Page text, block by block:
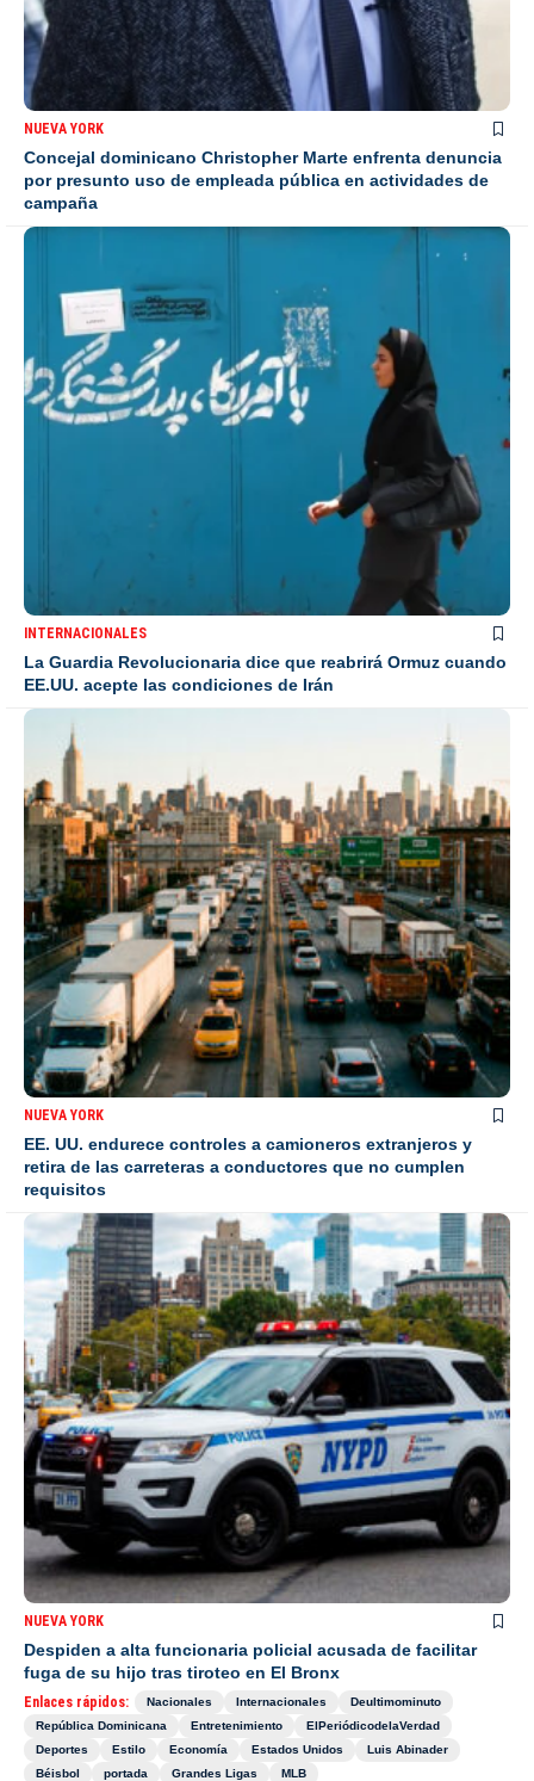
NUEVA YORK
Concejal dominicano Christopher Marte enfrenta denuncia
por presunto uso de empleada pública en actividades de
campaña
INTERNACIONALES
La Guardia Revolucionaria dice que reabrirá Ormuz cuando
EE.UU. acepte las condiciones de Irán
NUEVA YORK
EE. UU. endurece controles a camioneros extranjeros y
retira de las carreteras a conductores que no cumplen
requisitos
NUEVA YORK
Despiden a alta funcionaria policial acusada de facilitar
fuga de su hijo tras tiroteo en El Bronx
Enlaces rápidos: Nacionales Internacionales
Deultimominuto
República Dominicana
Entretenimiento
ElPeriódicodelaVerdad
Deportes
Estilo Economía Estados Unidos
Luis Abinader
Béisbol
portada Grandes Ligas MLB